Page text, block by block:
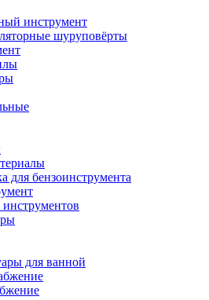
инструмент
шуруповёрты
для бензоинструмента
для ванной